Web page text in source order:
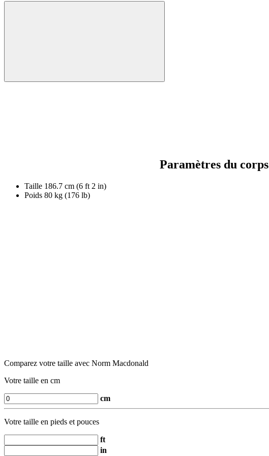
Paramètres du corps
Taille 186.7 cm (6 ft 2 in)
Poids 80 kg (176 lb)
Comparez votre taille avec Norm Macdonald
Votre taille en cm
cm
Votre taille en pieds et pouces
ft
in